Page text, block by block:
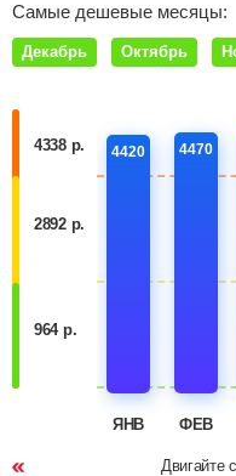
Самые дешевые месяцы:
Декабрь Октябрь
4338 р.
2892 р.
964 р.
4420
ЯНВ
4470
ФЕВ
Двигайте